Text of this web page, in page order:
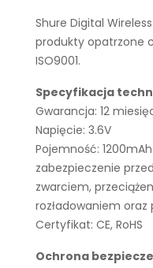
Shure Digital
produkty opatrzone
ISO9001.
Specyfikacja
Gwarancja: 12
Napięcie: 3.6V
Pojemność: 1200mAh
zabezpieczenie
zwarciem,
rozładowaniem oraz
Certyfikat: CE, RoHS
Ochrona